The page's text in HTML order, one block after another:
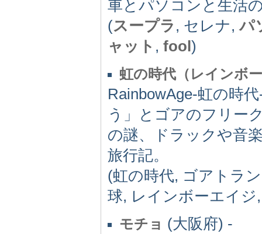
車とパソコンと生活
(スープラ , セレナ,パ
ャット , fool)
虹の時代（レインボ
RainbowAge-虹の時
う」とゴアのフリー
の謎、ドラックや音
旅行記。
(虹の時代, ゴアトラ
球, レインボーエイ
モチョ (大阪府) -